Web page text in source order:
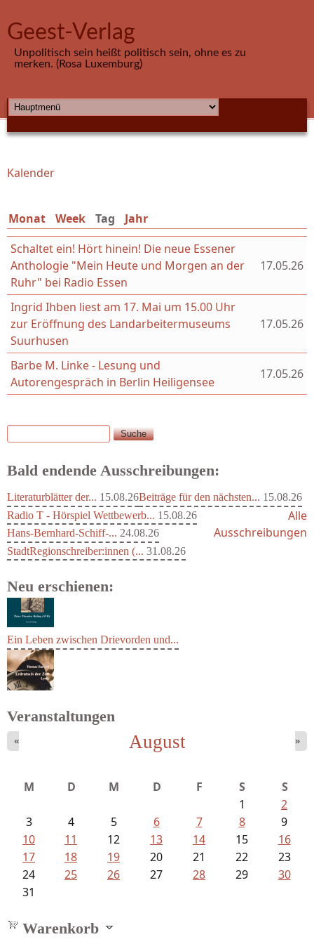
Geest-Verlag
Unpolitisch sein heißt politisch sein, ohne es zu
merken. (Rosa Luxemburg)
HAUPTMENÜ
Sie sind hier
Kalender
Monat Week Tag (aktiver Reiter)
Jahr
Schaltet ein! Hört hinein! Die neue Essener
Anthologie "Mein Heute und Morgen an der
Ruhr" bei Radio Essen
17.05.26
Ingrid Ihben liest am 17. Mai um 15.00 Uhr
zur Eröffnung des Landarbeitermuseums
Suurhusen
17.05.26
Barbe M. Linke - Lesung und
Autorengespräch in Berlin Heiligensee
17.05.26
Suchformular
Suche
Bald endende Ausschreibungen:
Literaturblätter der... 15.08.26Beiträge für den nächsten... 15.08.26
Radio T - Hörspiel Wettbewerb... 15.08.26
Hans-Bernhard-Schiff-... 24.08.26
StadtRegionschreiber:innen (... 31.08.26
Alle
Ausschreibungen
Neu erschienen:
Bartsch, Thomas - Erdrutsch der...
Ein Leben zwischen Drievorden und...
Veranstaltungen
August
« »
M D M D F S
S
1
2
3
4 5 6 7 8
9
10
11 12 13 14 15
16
17
18 19 20 21 22
23
24
25 26 27 28 29
30
31
Warenkorb